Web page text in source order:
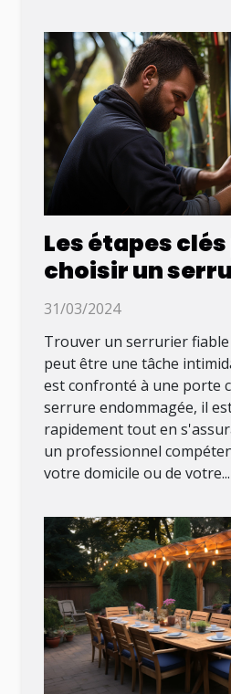
Les étapes
choisir un
en cas d'urgence
31/03/2024
Trouver un serrurier fiable
peut être une tâche
est confronté à une porte
serrure endommagée, il
rapidement tout en
un professionnel
votre domicile ou de votre...